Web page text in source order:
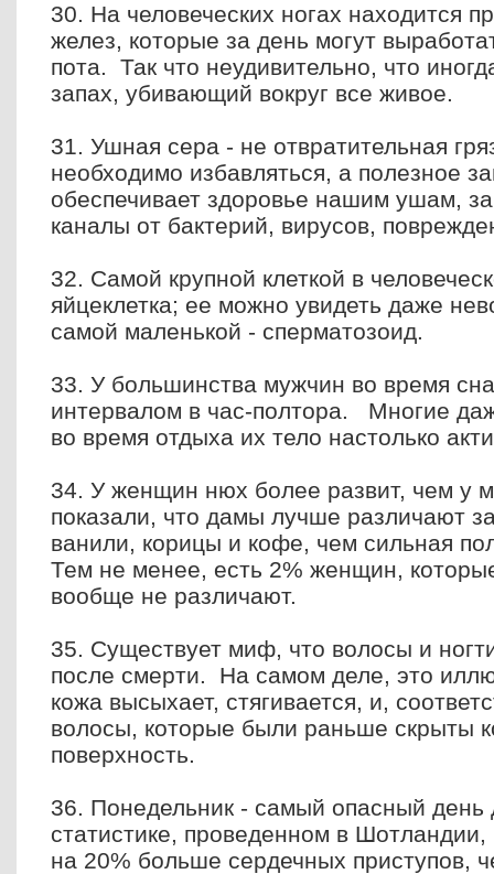
30. На человеческих ногах находится
желез, которые за день могут
пота. Так что неудивительно, что
запах, убивающий вокруг все живое.
31. Ушная сера - не отвратительная
необходимо избавляться, а полезное
обеспечивает здоровье нашим ушам,
каналы от бактерий, вирусов,
32. Самой крупной клеткой в
яйцеклетка; ее можно увидеть даже
самой маленькой - сперматозоид.
33. У большинства мужчин во время
интервалом в час-полтора. Многие
во время отдыха их тело настолько
34. У женщин нюх более развит, чем у
показали, что дамы лучше различают
ванили, корицы и кофе, чем сильная
Тем не менее, есть 2% женщин,
вообще не различают.
35. Существует миф, что волосы и
после смерти. На самом деле, это
кожа высыхает, стягивается, и,
волосы, которые были раньше скрыты
поверхность.
36. Понедельник - самый опасный
статистике, проведенном в Шотландии,
на 20% больше сердечных приступов,